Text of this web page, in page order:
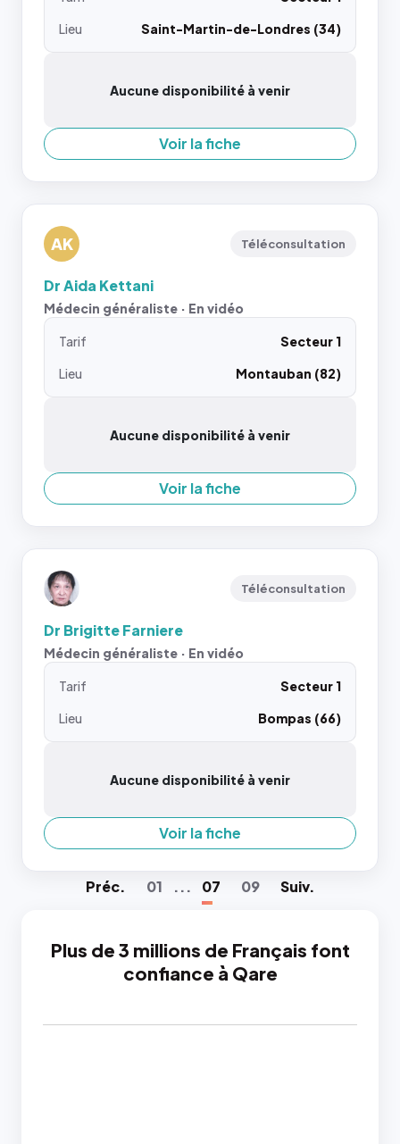
Lieu
Saint-Martin-de-Londres (34)
Aucune disponibilité à venir
Voir la fiche
AK Téléconsultation
Dr Aida Kettani
Médecin généraliste · En vidéo
Tarif
Secteur 1
Lieu
Montauban (82)
Aucune disponibilité à venir
Voir la fiche
Téléconsultation
Dr Brigitte Farniere
Médecin généraliste · En vidéo
Tarif
Secteur 1
Lieu
Bompas (66)
Aucune disponibilité à venir
Voir la fiche
Préc. 01 ... 07 09 Suiv.
Plus de 3 millions de Français font
confiance à Qare